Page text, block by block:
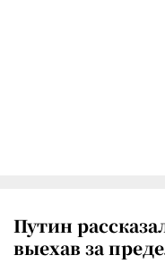
Путин
выехав за